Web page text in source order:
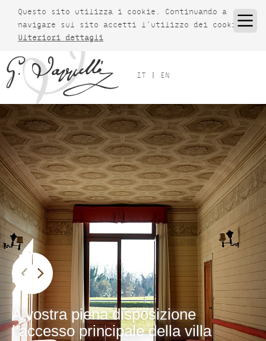
Questo sito utilizza i cookie. Continuando a
navigare sul sito accetti l'utilizzo dei cookie.
Ulteriori dettagli
X
IT EN
A vostra piena disposizione
l’accesso principale della villa